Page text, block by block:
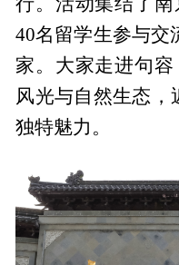
40名留学生参与交
家。大家走进句
风光与自然生态，
独特魅力。